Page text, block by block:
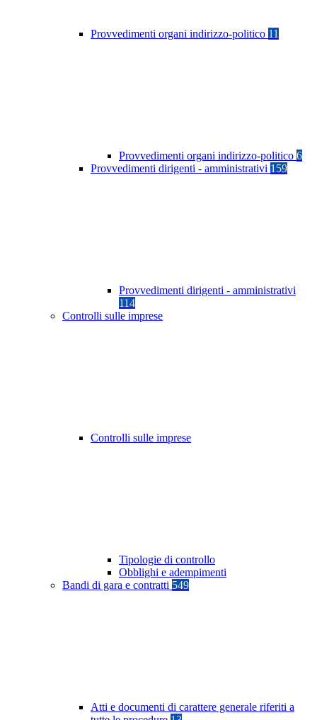
Provvedimenti organi indirizzo-politico 11
Provvedimenti organi indirizzo-politico 6
Provvedimenti dirigenti - amministrativi 159
Provvedimenti dirigenti - amministrativi
114
Controlli sulle imprese
Controlli sulle imprese
Tipologie di controllo
Obblighi e adempimenti
Bandi di gara e contratti 549
Atti e documenti di carattere generale riferiti a